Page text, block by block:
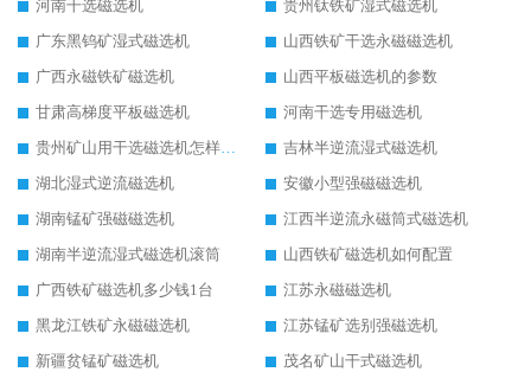
河南干选磁选机
贵州钛铁矿湿式磁选机
广东黑钨矿湿式磁选机
山西铁矿干选永磁磁选机
广西永磁铁矿磁选机
山西平板磁选机的参数
甘肃高梯度平板磁选机
河南干选专用磁选机
贵州矿山用干选磁选机怎样调磁
吉林半逆流湿式磁选机
湖北湿式逆流磁选机
安徽小型强磁磁选机
湖南锰矿强磁磁选机
江西半逆流永磁筒式磁选机
湖南半逆流湿式磁选机滚筒
山西铁矿磁选机如何配置
广西铁矿磁选机多少钱1台
江苏永磁磁选机
黑龙江铁矿永磁磁选机
江苏锰矿选别强磁选机
新疆贫锰矿磁选机
茂名矿山干式磁选机